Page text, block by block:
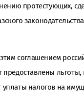
протестующих,
этим соглашением
предоставлены
уплаты налогов на